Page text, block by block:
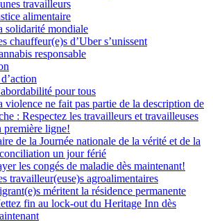
travailleurs
alimentaire
solidarité mondiale
chauffeur(e)s d’Uber s’unissent
responsable
pour tous
violence ne fait pas partie de la description de
: Respectez les travailleurs et travailleuses
première ligne!
de la Journée nationale de la vérité et de la
un jour férié
les congés de maladie dès maintenant!
travailleur(euse)s agroalimentaires
méritent la résidence permanente
fin au lock-out du Heritage Inn dès